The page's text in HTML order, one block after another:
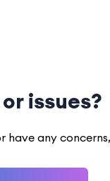
issues?
have any